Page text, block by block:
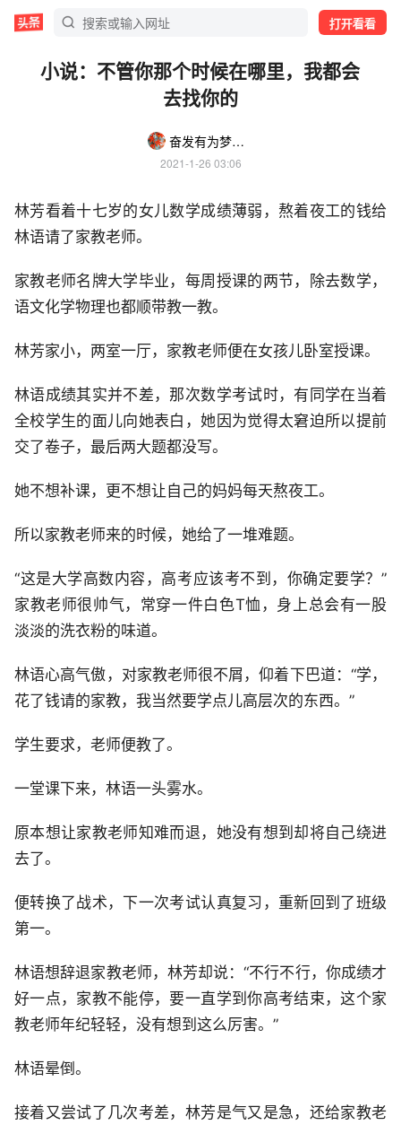
打开看看
小说：不管你那个时候在哪里，我都会
去找你的
奋发有为梦想u
2021-1-26 03:06
林芳看着十七岁的女儿数学成绩薄弱，熬着夜工的钱给
林语请了家教老师。
家教老师名牌大学毕业，每周授课的两节，除去数学，
语文化学物理也都顺带教一教。
林芳家小，两室一厅，家教老师便在女孩儿卧室授课。
林语成绩其实并不差，那次数学考试时，有同学在当着
全校学生的面儿向她表白，她因为觉得太窘迫所以提前
交了卷子，最后两大题都没写。
她不想补课，更不想让自己的妈妈每天熬夜工。
所以家教老师来的时候，她给了一堆难题。
“这是大学高数内容，高考应该考不到，你确定要学？”
家教老师很帅气，常穿一件白色T恤，身上总会有一股
淡淡的洗衣粉的味道。
林语心高气傲，对家教老师很不屑，仰着下巴道：“学，
花了钱请的家教，我当然要学点儿高层次的东西。”
学生要求，老师便教了。
一堂课下来，林语一头雾水。
原本想让家教老师知难而退，她没有想到却将自己绕进
去了。
便转换了战术，下一次考试认真复习，重新回到了班级
第一。
林语想辞退家教老师，林芳却说：“不行不行，你成绩才
好一点，家教不能停，要一直学到你高考结束，这个家
教老师年纪轻轻，没有想到这么厉害。”
林语晕倒。
接着又尝试了几次考差，林芳是气又是急，还给家教老